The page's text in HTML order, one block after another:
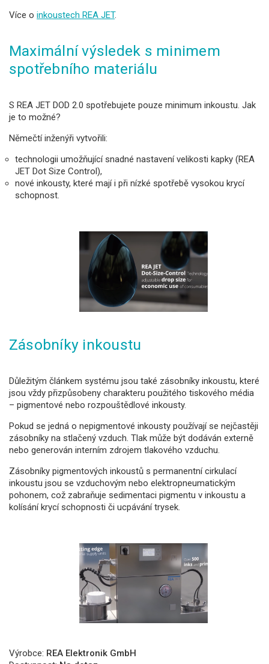
Více o inkoustech REA JET.
Maximální výsledek s minimem
spotřebního materiálu
S REA JET DOD 2.0 spotřebujete pouze minimum inkoustu. Jak
je to možné?
Němečtí inženýři vytvořili:
technologii umožňující snadné nastavení velikosti kapky (REA
JET Dot Size Control),
nové inkousty, které mají i při nízké spotřebě vysokou krycí
schopnost.
Zásobníky inkoustu
Důležitým článkem systému jsou také zásobníky inkoustu, které
jsou vždy přizpůsobeny charakteru použitého tiskového média
– pigmentové nebo rozpouštědlové inkousty.
Pokud se jedná o nepigmentové inkousty používají se nejčastěji
zásobníky na stlačený vzduch. Tlak může být dodáván externě
nebo generován interním zdrojem tlakového vzduchu.
Zásobníky pigmentových inkoustů s permanentní cirkulací
inkoustu jsou se vzduchovým nebo elektropneumatickým
pohonem, což zabraňuje sedimentaci pigmentu v inkoustu a
kolísání krycí schopnosti či ucpávání trysek.
Výrobce: REA Elektronik GmbH